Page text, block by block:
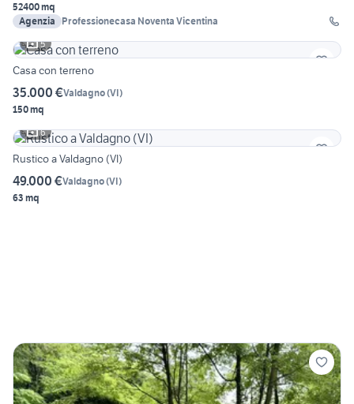
52400 mq
Agenzia
Professionecasa Noventa Vicentina
5
Casa con terreno
35.000 €Valdagno(VI)
150 mq
6
Rustico a Valdagno (VI)
49.000 €Valdagno(VI)
63 mq